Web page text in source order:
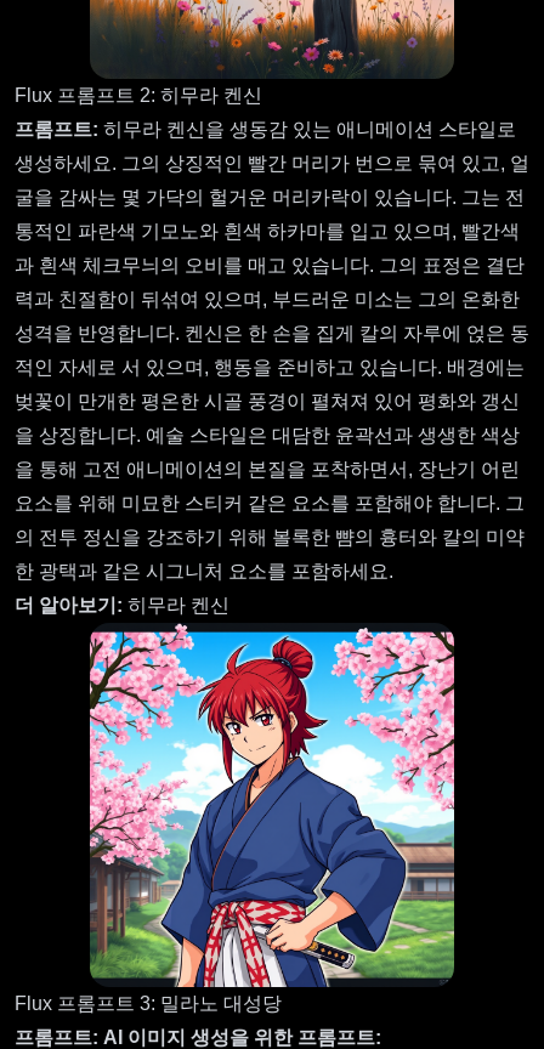
Flux 프롬프트 2: 히무라 켄신
프롬프트: 히무라 켄신을 생동감 있는 애니메이션 스타일로
생성하세요. 그의 상징적인 빨간 머리가 번으로 묶여 있고, 얼
굴을 감싸는 몇 가닥의 헐거운 머리카락이 있습니다. 그는 전
통적인 파란색 기모노와 흰색 하카마를 입고 있으며, 빨간색
과 흰색 체크무늬의 오비를 매고 있습니다. 그의 표정은 결단
력과 친절함이 뒤섞여 있으며, 부드러운 미소는 그의 온화한
성격을 반영합니다. 켄신은 한 손을 집게 칼의 자루에 얹은 동
적인 자세로 서 있으며, 행동을 준비하고 있습니다. 배경에는
벚꽃이 만개한 평온한 시골 풍경이 펼쳐져 있어 평화와 갱신
을 상징합니다. 예술 스타일은 대담한 윤곽선과 생생한 색상
을 통해 고전 애니메이션의 본질을 포착하면서, 장난기 어린
요소를 위해 미묘한 스티커 같은 요소를 포함해야 합니다. 그
의 전투 정신을 강조하기 위해 볼록한 뺨의 흉터와 칼의 미약
한 광택과 같은 시그니처 요소를 포함하세요.
더 알아보기: 히무라 켄신
Flux 프롬프트 3: 밀라노 대성당
프롬프트: AI 이미지 생성을 위한 프롬프트: